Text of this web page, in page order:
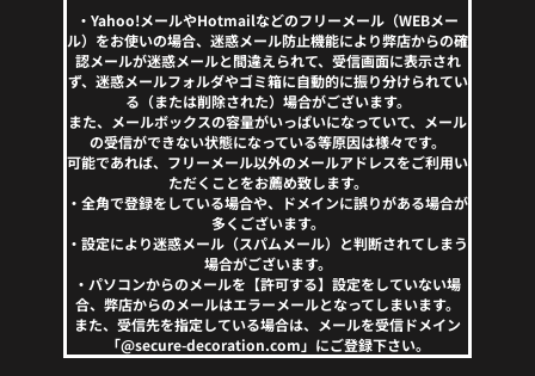
・Yahoo!メールやHotmailなどのフリーメール（WEBメー
ル）をお使いの場合、迷惑メール防止機能により弊店からの確
認メールが迷惑メールと間違えられて、受信画面に表示され
ず、迷惑メールフォルダやゴミ箱に自動的に振り分けられてい
る（または削除された）場合がございます。
また、メールボックスの容量がいっぱいになっていて、メール
の受信ができない状態になっている等原因は様々です。
可能であれば、フリーメール以外のメールアドレスをご利用い
ただくことをお薦め致します。
・全角で登録をしている場合や、ドメインに誤りがある場合が
多くございます。
・設定により迷惑メール（スパムメール）と判断されてしまう
場合がございます。
・パソコンからのメールを【許可する】設定をしていない場
合、弊店からのメールはエラーメールとなってしまいます。
また、受信先を指定している場合は、メールを受信ドメイン
「@secure-decoration.com」にご登録下さい。